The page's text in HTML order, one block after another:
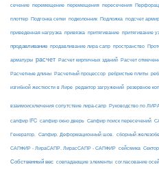
сечение перемещение перемещения пересечения
плоттер Подгонка сетки подколонник Подложка подсчет
приведенная нагрузка привязка притягивание притягивание
продавливание продавливание лира сапр пространство
арматуры расчет Расчет кирпичных зданий Расчет
Расчетные длины Расчетный процессор ребристые плиты
изгибной жесткости в Лире редактор загружений резервное
взаимоисключения сопутствие лира-сапр Руководство по
сапфир IFC сапфир окно дверь Сапфир поиск пересечений
Генератор. Сапфир. Деформационный шов. сборный
САПФИР - ЛираСАПР. ЛирасСАПР - САПФИР сейсмика
Собственный вес совпадающие элементы согласование осей